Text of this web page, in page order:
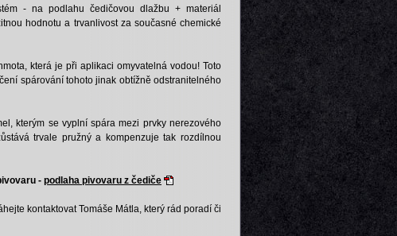
- na podlahu čedičovou dlažbu + materiál
hodnotu a trvanlivost za současné chemické
která je při aplikaci omyvatelná vodou! Toto
spárování tohoto jinak obtížně odstranitelného
kterým se vyplní spára mezi prvky nerezového
trvale pružný a kompenzuje tak rozdílnou
- podlaha pivovaru z čediče
kontaktovat Tomáše Mátla, který rád poradí či